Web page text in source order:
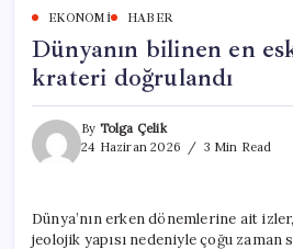
EKONOMI HABER
Dünyanın bilinen en
krateri doğrulandı
By Tolga Çelik
24 Haziran 2026
3 Min Read
Dünya’nın erken dönemlerine ait
jeolojik yapısı nedeniyle çoğu